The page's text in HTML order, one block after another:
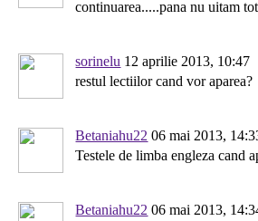
continuarea.....pana nu uitam
sorinelu 12 aprilie 2013, 10:47
restul lectiilor cand vor aparea?
Betaniahu22 06 mai 2013,
Testele de limba engleza cand
Betaniahu22 06 mai 2013,